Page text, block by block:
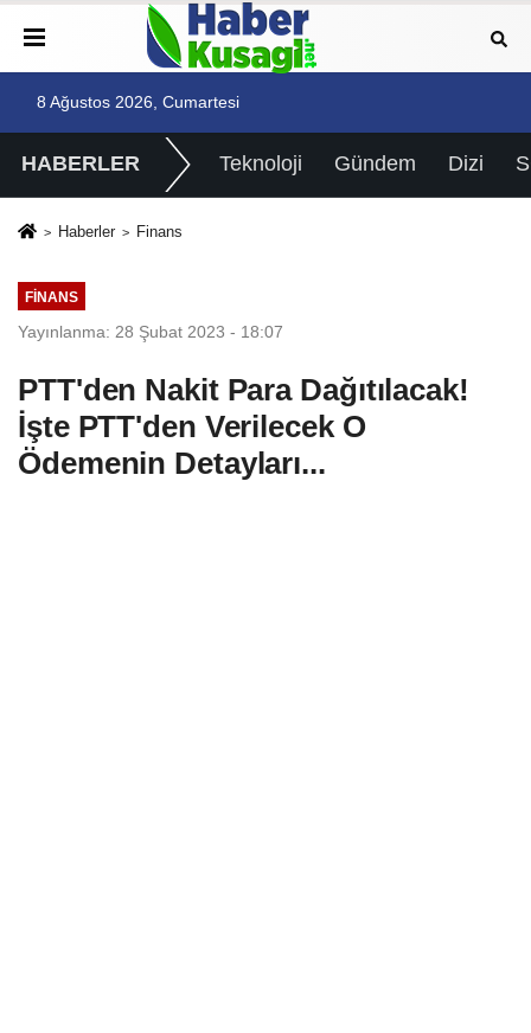
8 Ağustos 2026, Cumartesi
HABERLER Teknoloji Gündem Dizi
Haberler Finans
FINANS
Yayınlanma: 28 Şubat 2023 - 18:07
PTT'den Nakit Para Dağıtılacak!
İşte PTT'den Verilecek O
Ödemenin Detayları...